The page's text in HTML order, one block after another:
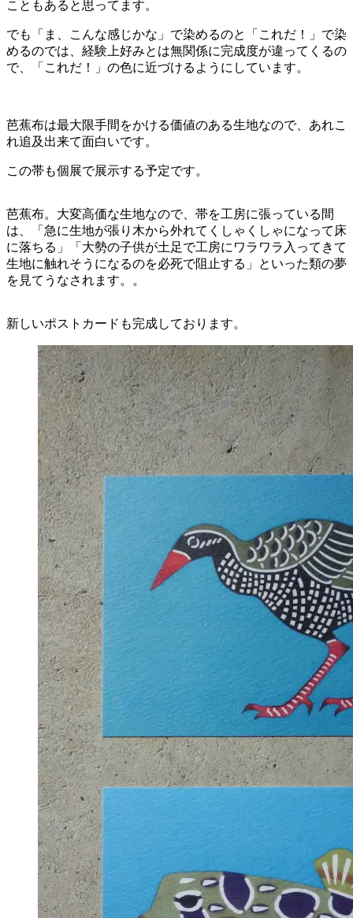
こともあると思ってます。
でも「ま、こんな感じかな」で染めるのと「これだ！」で染
めるのでは、経験上好みとは無関係に完成度が違ってくるの
で、「これだ！」の色に近づけるようにしています。
芭蕉布は最大限手間をかける価値のある生地なので、あれこ
れ追及出来て面白いです。
この帯も個展で展示する予定です。
芭蕉布。大変高価な生地なので、帯を工房に張っている間
は、「急に生地が張り木から外れてくしゃくしゃになって床
に落ちる」「大勢の子供が土足で工房にワラワラ入ってきて
生地に触れそうになるのを必死で阻止する」といった類の夢
を見てうなされます。。
新しいポストカードも完成しております。